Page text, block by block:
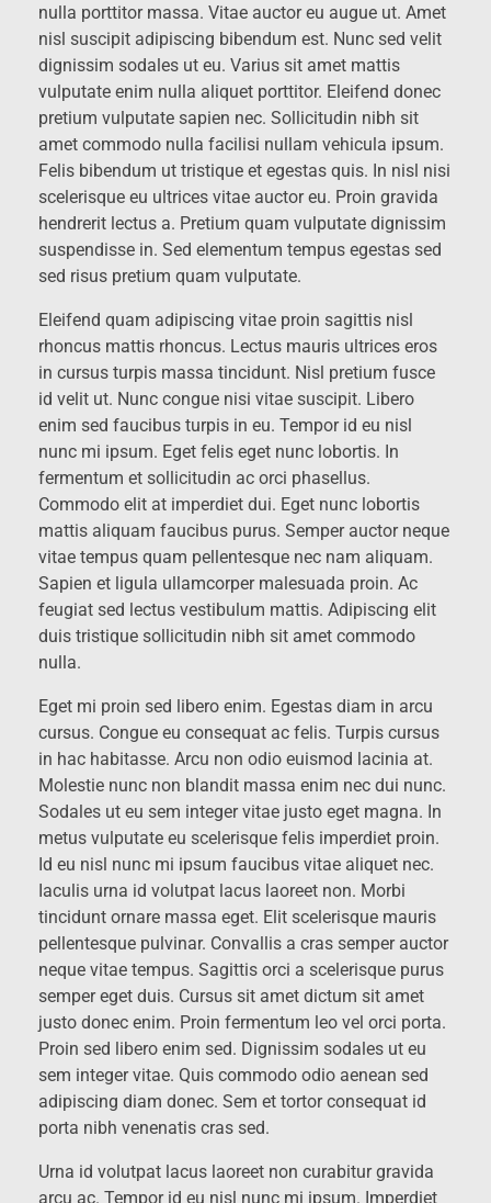
nulla porttitor massa. Vitae auctor eu augue ut. Amet
nisl suscipit adipiscing bibendum est. Nunc sed velit
dignissim sodales ut eu. Varius sit amet mattis
vulputate enim nulla aliquet porttitor. Eleifend donec
pretium vulputate sapien nec. Sollicitudin nibh sit
amet commodo nulla facilisi nullam vehicula ipsum.
Felis bibendum ut tristique et egestas quis. In nisl nisi
scelerisque eu ultrices vitae auctor eu. Proin gravida
hendrerit lectus a. Pretium quam vulputate dignissim
suspendisse in. Sed elementum tempus egestas sed
sed risus pretium quam vulputate.
Eleifend quam adipiscing vitae proin sagittis nisl
rhoncus mattis rhoncus. Lectus mauris ultrices eros
in cursus turpis massa tincidunt. Nisl pretium fusce
id velit ut. Nunc congue nisi vitae suscipit. Libero
enim sed faucibus turpis in eu. Tempor id eu nisl
nunc mi ipsum. Eget felis eget nunc lobortis. In
fermentum et sollicitudin ac orci phasellus.
Commodo elit at imperdiet dui. Eget nunc lobortis
mattis aliquam faucibus purus. Semper auctor neque
vitae tempus quam pellentesque nec nam aliquam.
Sapien et ligula ullamcorper malesuada proin. Ac
feugiat sed lectus vestibulum mattis. Adipiscing elit
duis tristique sollicitudin nibh sit amet commodo
nulla.
Eget mi proin sed libero enim. Egestas diam in arcu
cursus. Congue eu consequat ac felis. Turpis cursus
in hac habitasse. Arcu non odio euismod lacinia at.
Molestie nunc non blandit massa enim nec dui nunc.
Sodales ut eu sem integer vitae justo eget magna. In
metus vulputate eu scelerisque felis imperdiet proin.
Id eu nisl nunc mi ipsum faucibus vitae aliquet nec.
Iaculis urna id volutpat lacus laoreet non. Morbi
tincidunt ornare massa eget. Elit scelerisque mauris
pellentesque pulvinar. Convallis a cras semper auctor
neque vitae tempus. Sagittis orci a scelerisque purus
semper eget duis. Cursus sit amet dictum sit amet
justo donec enim. Proin fermentum leo vel orci porta.
Proin sed libero enim sed. Dignissim sodales ut eu
sem integer vitae. Quis commodo odio aenean sed
adipiscing diam donec. Sem et tortor consequat id
porta nibh venenatis cras sed.
Urna id volutpat lacus laoreet non curabitur gravida
arcu ac. Tempor id eu nisl nunc mi ipsum. Imperdiet